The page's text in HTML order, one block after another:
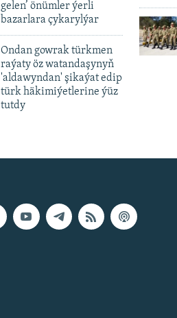
gelen’ önümler ýerli
bazarlara çykarylýar
Ondan gowrak türkmen
raýaty öz watandaşynyň
'aldawyndan' şikaýat edip
türk häkimiýetlerine ýüz
tutdy